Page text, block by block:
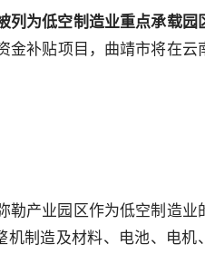
列为低空制造业重点承载园
金补贴项目，曲靖市将在云
勒产业园区作为低空制造业
制造及材料、电池、电机